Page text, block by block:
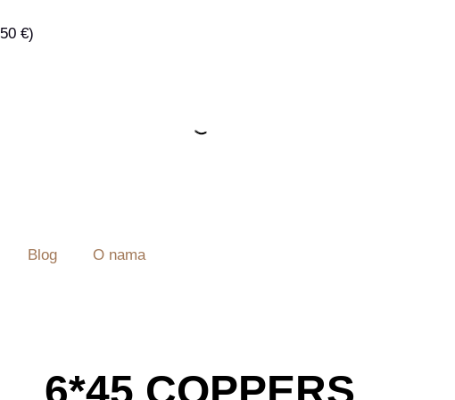
€)
Blog O nama